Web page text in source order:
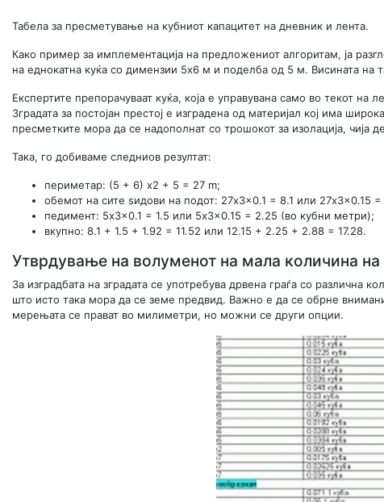
Табела за пресметување на кубниот капацитет на дневник и лента.
Како пример за имплементација на предложениот алгоритам, ја
на еднокатна куќа со димензии 5х6 м и поделба од 5 м. Висината на
Експертите препорачуваат куќа, која е управувана само во текот
Зградата за постојан престој е изградена од материјал кој има
пресметките мора да се надополнат со трошокот за изолација, чија
Така, го добиваме следниов резултат:
периметар: (5 + 6) x2 + 5 = 27 m;
обемот на сите ѕидови на подот: 27x3x0.1 = 8.1 или 27x3x0.15
педимент: 5x3x0.1 = 1.5 или 5x3x0.15 = 2.25 (во кубни метри);
вкупно: 8.1 + 1.5 + 1.92 = 11.52 или 12.15 + 2.25 + 2.88 = 17.28.
Утврдување на волуменот на мала количина на
За изградбата на зградата се употребува дрвена граѓа со
што исто така мора да се земе предвид. Важно е да се обрне
мерењата се прават во милиметри, но можни се други опции.